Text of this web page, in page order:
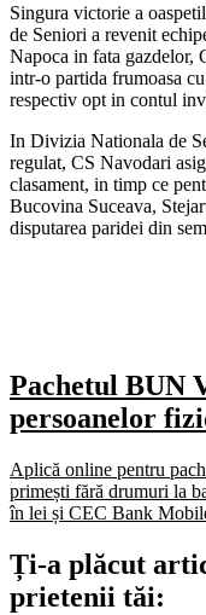
Singura victorie a
de Seniori a revenit
Napoca in fata gazdelor,
intr-o partida frumoasa
respectiv opt in contul
In Divizia Nationala de
regulat, CS Navodari
clasament, in timp ce
Bucovina Suceava,
disputarea paridei din
Pachetul BUN
persoanelor
Aplică online pentru
primești fără drumuri la
în lei și CEC Bank
Ți-a plăcut
prietenii tăi: